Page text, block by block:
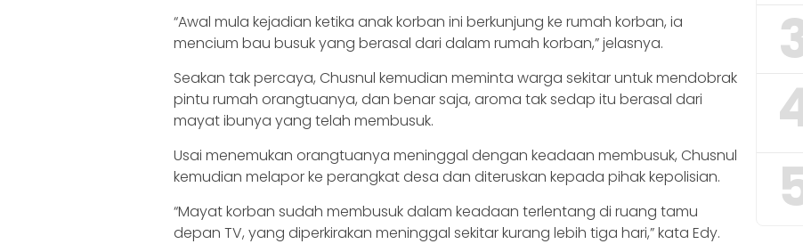
“Awal mula kejadian ketika anak korban ini berkunjung ke rumah korban, ia
mencium bau busuk yang berasal dari dalam rumah korban,” jelasnya.
Seakan tak percaya, Chusnul kemudian meminta warga sekitar untuk mendobrak
pintu rumah orangtuanya, dan benar saja, aroma tak sedap itu berasal dari
mayat ibunya yang telah membusuk.
Usai menemukan orangtuanya meninggal dengan keadaan membusuk, Chusnul
kemudian melapor ke perangkat desa dan diteruskan kepada pihak kepolisian.
“Mayat korban sudah membusuk dalam keadaan terlentang di ruang tamu
depan TV, yang diperkirakan meninggal sekitar kurang lebih tiga hari,” kata Edy.